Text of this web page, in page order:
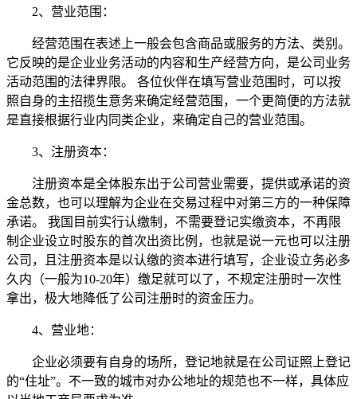
2、营业范围：
经营范围在表述上一般会包含商品或服务的方法、类别。
它反映的是企业业务活动的内容和生产经营方向，是公司业务
活动范围的法律界限。 各位伙伴在填写营业范围时，可以按
照自身的主招揽生意务来确定经营范围，一个更简便的方法就
是直接根据行业内同类企业，来确定自己的营业范围。
3、注册资本：
注册资本是全体股东出于公司营业需要，提供或承诺的资
金总数，也可以理解为企业在交易过程中对第三方的一种保障
承诺。 我国目前实行认缴制，不需要登记实缴资本，不再限
制企业设立时股东的首次出资比例，也就是说一元也可以注册
公司，且注册资本是以认缴的资本进行填写，企业设立务必多
久内（一般为10-20年）缴足就可以了，不规定注册时一次性
拿出，极大地降低了公司注册时的资金压力。
4、营业地：
企业必须要有自身的场所，登记地就是在公司证照上登记
的“住址”。不一致的城市对办公地址的规范也不一样，具体应